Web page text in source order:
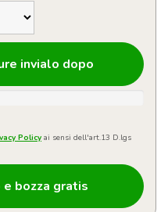
invialo dopo
Policy ai sensi dell'art.13 D.lgs